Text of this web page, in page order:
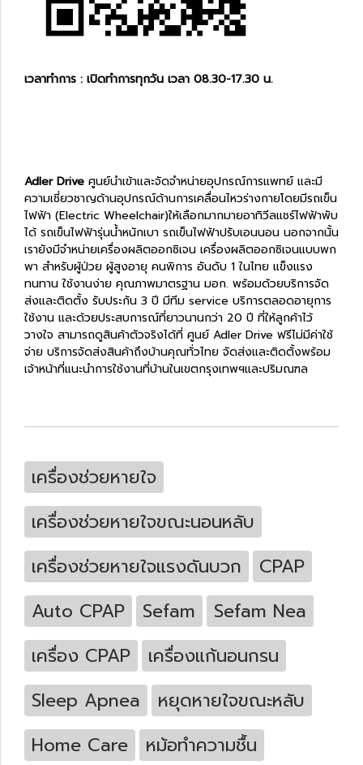
เวลาทำการ : เปิดทำการทุกวัน เวลา 08.30-17.30 น.
Adler Drive ศูนย์นำเข้าและจัดจำหน่ายอุปกรณ์การแพทย์ และมี
ความเชี่ยวชาญด้านอุปกรณ์ด้านการเคลื่อนไหวร่างกายโดยมีรถเข็น
ไฟฟ้า (Electric Wheelchair)ให้เลือกมากมายอาทิวีลแชร์ไฟฟ้าพับ
ได้ รถเข็นไฟฟ้ารุ่นน้ำหนักเบา รถเข็นไฟฟ้าปรับเอนนอน นอกจากนั้น
เรายังมีจำหน่ายเครื่องผลิตออกซิเจน เครื่องผลิตออกซิเจนแบบพก
พา สำหรับผู้ป่วย ผู้สูงอายุ คนพิการ อันดับ 1 ในไทย แข็งแรง
ทนทาน ใช้งานง่าย คุณภาพมาตรฐาน มอก. พร้อมด้วยบริการจัด
ส่งและติดตั้ง รับประกัน 3 ปี มีทีม service บริการตลอดอายุการ
ใช้งาน และด้วยประสบการณ์ที่ยาวนานกว่า 20 ปี ที่ให้ลูกค้าไว้
วางใจ สามารถดูสินค้าตัวจริงได้ที่ ศูนย์ Adler Drive ฟรีไม่มีค่าใช้
จ่าย บริการจัดส่งสินค้าถึงบ้านคุณทั่วไทย จัดส่งและติดตั้งพร้อม
เจ้าหน้าที่แนะนำการใช้งานที่บ้านในเขตกรุงเทพฯและปริมณฑล
เครื่องช่วยหายใจ
เครื่องช่วยหายใจขณะนอนหลับ
เครื่องช่วยหายใจแรงดันบวก
CPAP
Auto CPAP
Sefam
Sefam Nea
เครื่อง CPAP
เครื่องแก้นอนกรน
Sleep Apnea
หยุดหายใจขณะหลับ
Home Care
หม้อทำความชื้น